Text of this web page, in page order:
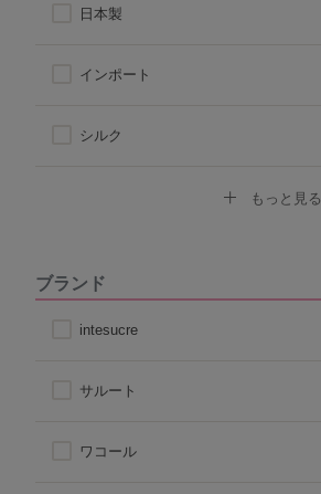
日本製
インポート
シルク
もっと見る
ブランド
intesucre
サルート
ワコール